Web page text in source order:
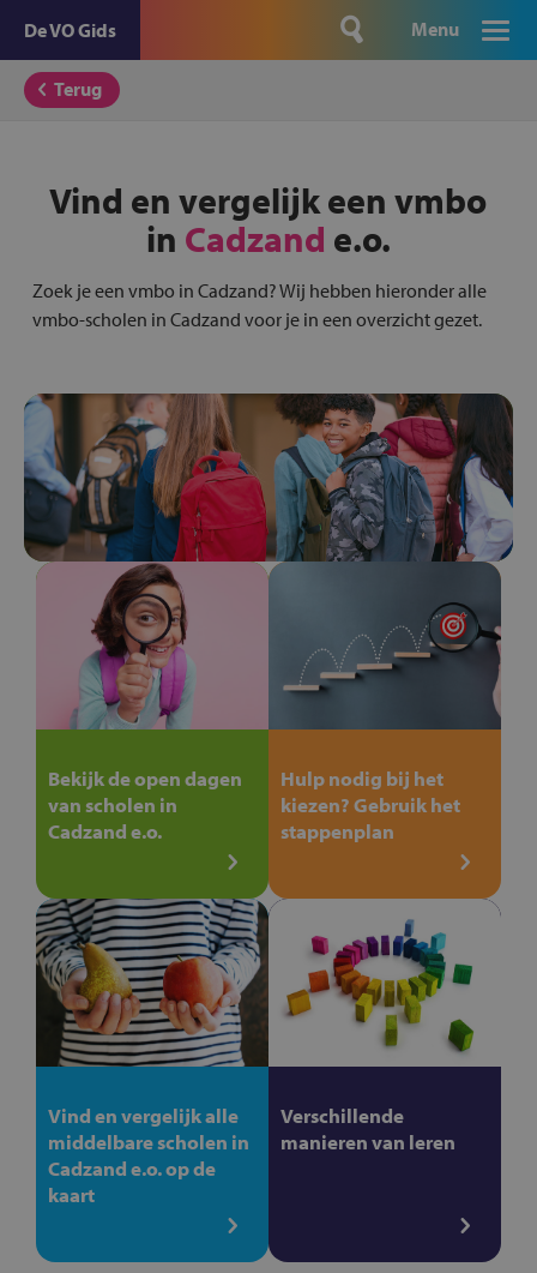
De VO Gids Menu
Terug
Vind en vergelijk een vmbo
in Cadzand e.o.
Zoek je een vmbo in Cadzand? Wij hebben hieronder alle
vmbo-scholen in Cadzand voor je in een overzicht gezet.
Bekijk de open dagen
van scholen in
Cadzand e.o.
Hulp nodig bij het
kiezen? Gebruik het
stappenplan
Vind en vergelijk alle
middelbare scholen in
Cadzand e.o. op de
kaart
Verschillende
manieren van leren